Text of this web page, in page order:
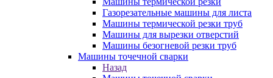
Газорезательные машины для листа
Машины термической резки труб
Машины для вырезки отверстий
Машины безогневой резки труб
Машины точечной сварки
Назад